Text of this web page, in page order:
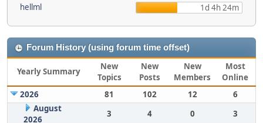
hellml
1d 4h 24m
Forum History (using forum time offset)
Yearly Summary
New
Topics
New
Posts
New
Members
Most
Online
2026
81 102 12
6
August
2026
3 4 0
3